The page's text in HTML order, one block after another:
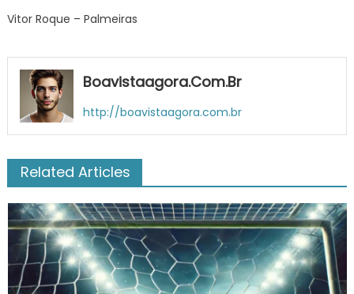
Vitor Roque – Palmeiras
Boavistaagora.com.br
http://boavistaagora.com.br
Related Articles